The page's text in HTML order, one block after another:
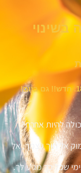
בשינוי
להיות אחרת?
אל תוך עצמך, אל
שכל כך מגיע לך.